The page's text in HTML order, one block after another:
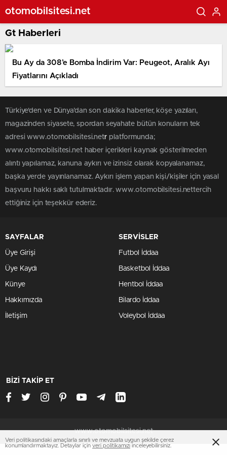
otomobilsitesi.net
Gt Haberleri
Bu Ay da 308’e Bomba İndirim Var: Peugeot, Aralık Ayı
Fiyatlarını Açıkladı
Türkiye'den ve Dünya’dan son dakika haberler, köşe yazıları,
magazinden siyasete, spordan seyahate bütün konuların tek
adresi www.otomobilsitesi.netr platformunda;
www.otomobilsitesi.net haber içerikleri kaynak gösterilmeden
alıntı yapılamaz, kanuna aykırı ve izinsiz olarak kopyalanamaz,
başka yerde yayınlanamaz. Aykırı işlem yapan kişi/kişiler için yasal
başvuru hakkı saklı tutulmaktadır. www.otomobilsitesi.nettercih
ettiğiniz için teşekkür ederiz.
SAYFALAR
Üye Girişi
Üye Kaydı
Künye
Hakkımızda
İletişim
SERVİSLER
Futbol İddaa
Basketbol İddaa
Hentbol İddaa
Bilardo İddaa
Voleybol İddaa
BİZİ TAKİP ET
www.otomobilsitesi.net
Veri politikasındaki amaçlarla sınırlı ve mevzuata uygun şekilde çerez
konumlandırmaktayız. Detaylar için veri politikamızı inceleyebilirsiniz.